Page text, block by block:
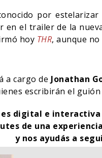
por estelarizar
en el trailer de la
hoy THR, aunque
a cargo de Jonathan
escribirán el
es digital e interactiva
de una
y nos ayudás a
LA